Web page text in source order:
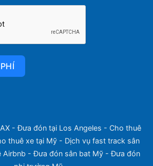
-Đưa đón tại Los Angeles - Cho thuê
thuê xe tại Mỹ- Dịch vụ fast track sân
Airbnb -Đưa đón sân bat Mỹ -Đưa đón